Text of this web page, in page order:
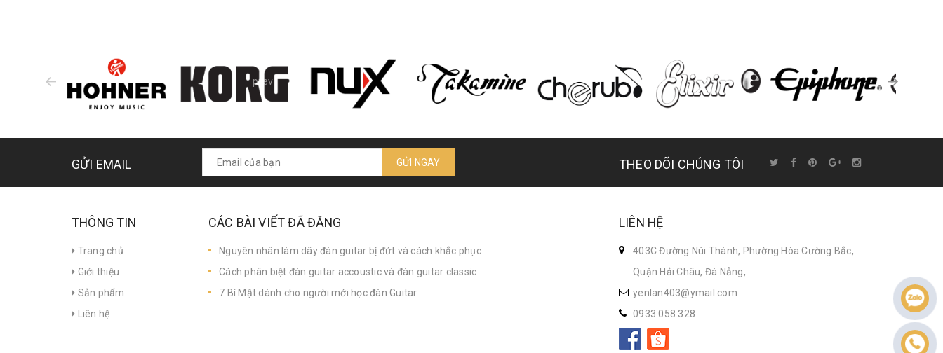
prev
GỬI EMAIL GỬI NGAY THEO DÕI CHÚNG TÔI
THÔNG TIN
Trang chủ
Giới thiệu
Sản phẩm
Liên hệ
CÁC BÀI VIẾT ĐÃ ĐĂNG
Nguyên nhân làm dây đàn guitar bị đứt và cách khắc phục
Cách phân biệt đàn guitar accoustic và đàn guitar classic
7 Bí Mật dành cho người mới học đàn Guitar
LIÊN HỆ
403C Đường Núi Thành, Phường Hòa Cường Bắc,
Quận Hải Châu, Đà Nẵng,
yenlan403@ymail.com
0933.058.328